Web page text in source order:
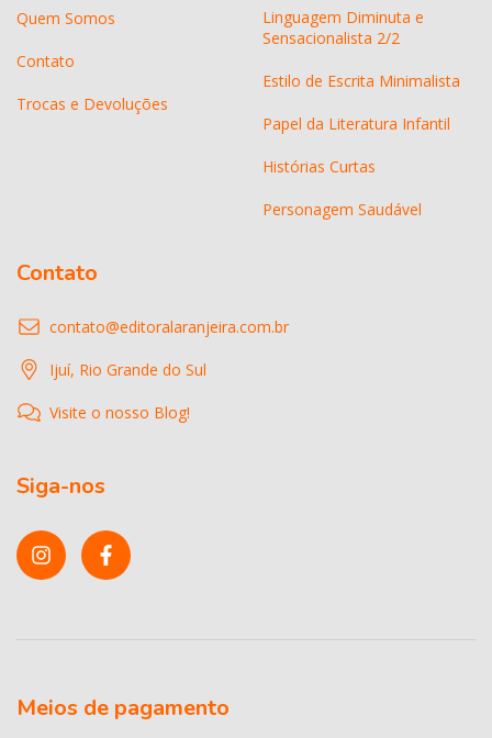
Quem Somos
Contato
Trocas e Devoluções
Linguagem Diminuta e
Sensacionalista 2/2
Estilo de Escrita Minimalista
Papel da Literatura Infantil
Histórias Curtas
Personagem Saudável
Contato
contato@editoralaranjeira.com.br
Ijuí, Rio Grande do Sul
Visite o nosso Blog!
Siga-nos
Meios de pagamento